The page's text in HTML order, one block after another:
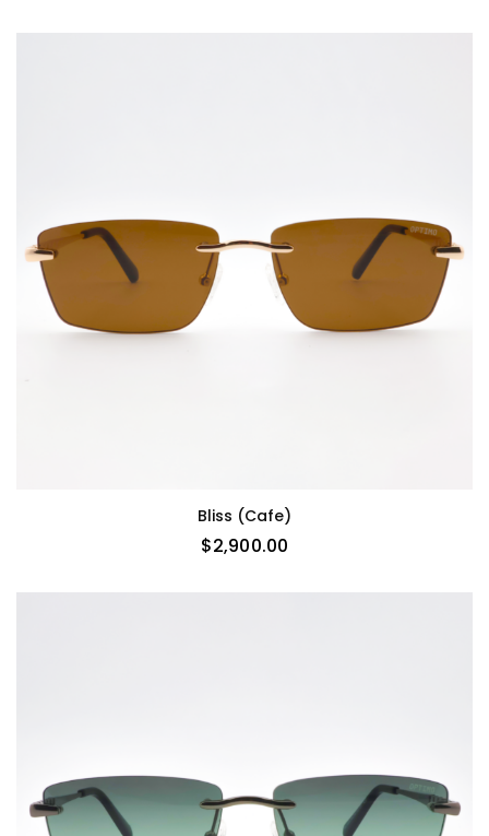
Bliss (cafe)
$2,900.00